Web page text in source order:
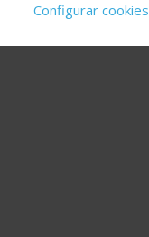
Configurar cookies